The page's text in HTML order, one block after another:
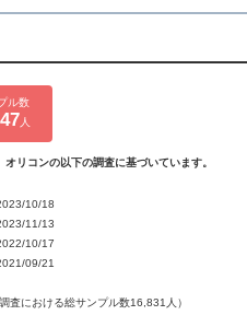
ル数
人
リコンの以下の調査に基づいています。
10/18
11/13
10/17
09/21
査における総サンプル数16,831人）